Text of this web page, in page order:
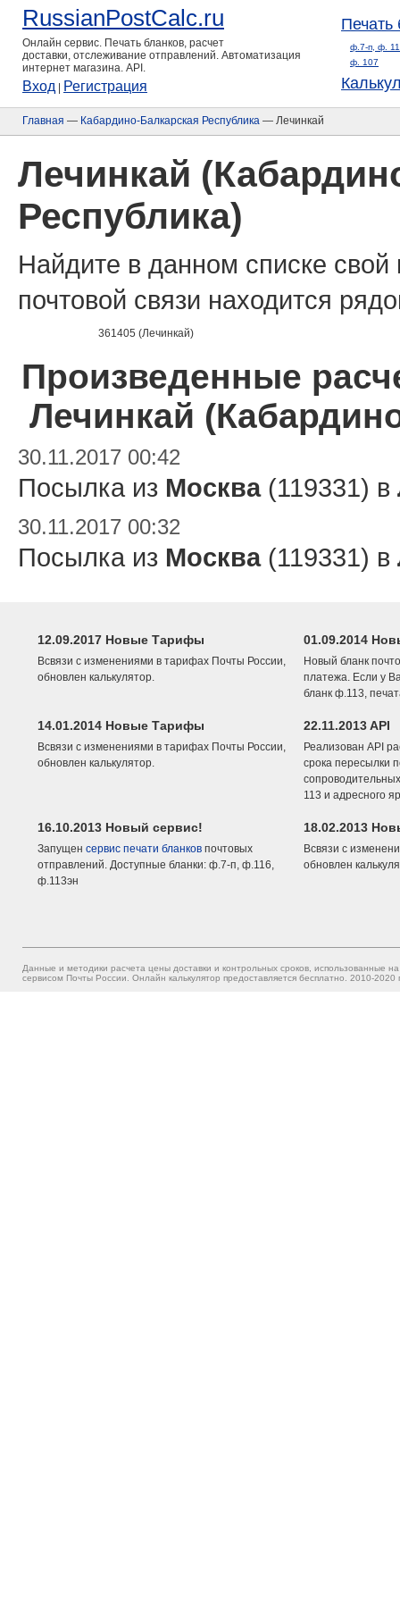
RussianPostCalc.ru
Онлайн сервис. Печать бланков, расчет
доставки, отслеживание отправлений. Автоматизация
интернет магазина. API.
Вход Регистрация
Печать
ф.7-п, ф.
ф. 107
Главная — Кабардино-Балкарская Республика — Лечинкай
Лечинкай
Республика)
Найдите в данном списке
почтовой связи находится
361405 (Лечинкай)
Произведенные
Лечинкай
30.11.2017 00:42
Посылка из Москва(119331) в
30.11.2017 00:32
Посылка из Москва(119331) в
12.09.2017 Новые Тарифы
Всвязи с изменениями в тарифах Почты России,
обновлен калькулятор.
01.09.2014
Новый бланк
платежа. Если у
бланк ф.113,
14.01.2014 Новые Тарифы
Всвязи с изменениями в тарифах Почты России,
обновлен калькулятор.
22.11.2013 API
Реализован API
срока пересылки
113 и адресного
16.10.2013 Новый сервис!
Запущен сервис печати бланков почтовых
отправлений. Доступные бланки: ф.7-п, ф.116,
ф.113эн
18.02.2013
Всвязи с
обновлен
Данные и методики расчета цены доставки и контрольных сроков, использованные
сервисом Почты России. Онлайн калькулятор предоставляется бесплатно. 2010-2020